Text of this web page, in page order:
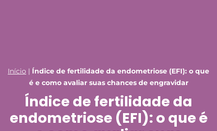
Início | Índice de fertilidade da endometriose (EFI): o que
é e como avaliar suas chances de engravidar
Índice de fertilidade da
endometriose (EFI): o que é